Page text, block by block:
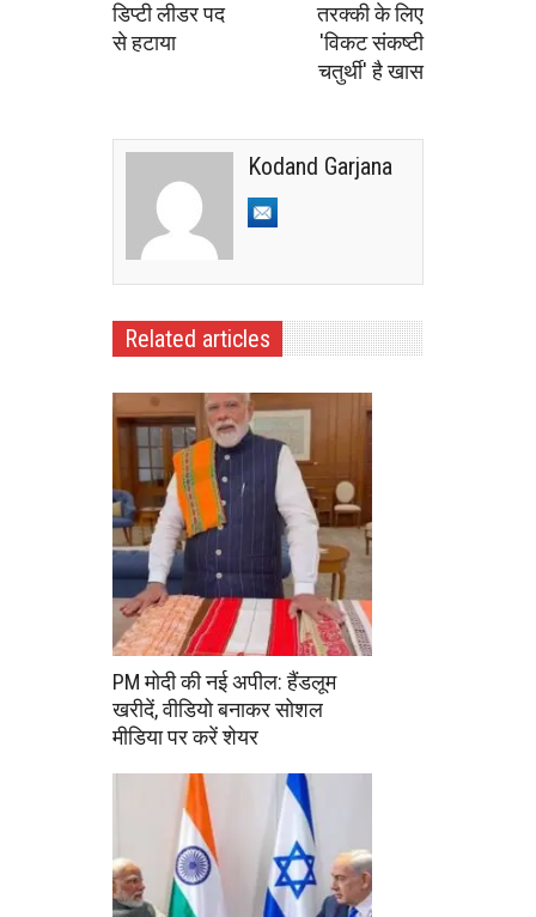
डिप्टी लीडर पद
से हटाया
तरक्की के लिए
'विकट संकष्टी
चतुर्थी' है खास
Kodand Garjana
Related articles
PM मोदी की नई अपील: हैंडलूम
खरीदें, वीडियो बनाकर सोशल
मीडिया पर करें शेयर